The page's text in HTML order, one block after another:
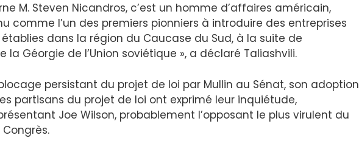
M. Steven Nicandros, c’est un homme d’affaires américain,
comme l’un des premiers pionniers à introduire des entreprises
dans la région du Caucase du Sud, à la suite de
la Géorgie de l’Union soviétique », a déclaré Taliashvili.
persistant du projet de loi par Mullin au Sénat, son adoption
partisans du projet de loi ont exprimé leur inquiétude,
Joe Wilson, probablement l’opposant le plus virulent du